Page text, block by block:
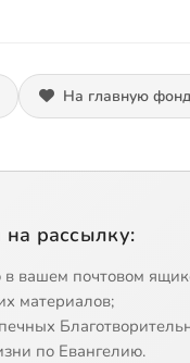
На главную
на рассылку:
вашем почтовом
материалов;
по Евангелию.